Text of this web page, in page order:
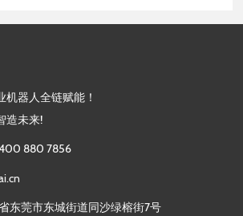
器人全链赋能！
造未来!
880 7856
东莞市东城街道同沙绿榕街7号